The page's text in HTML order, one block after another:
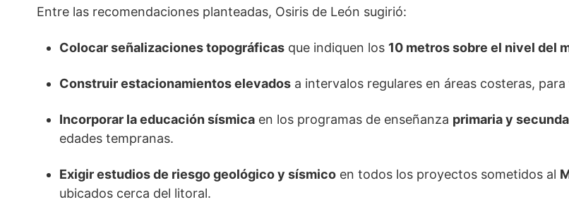
Entre las recomendaciones planteadas, Osiris de León sugirió:
Colocar señalizaciones topográficas que indiquen los 10 metros sobre el nivel del
Construir estacionamientos elevados a intervalos regulares en áreas costeras, para
Incorporar la educación sísmica en los programas de enseñanza primaria y
edades tempranas.
Exigir estudios de riesgo geológico y sísmico en todos los proyectos sometidos al
ubicados cerca del litoral.